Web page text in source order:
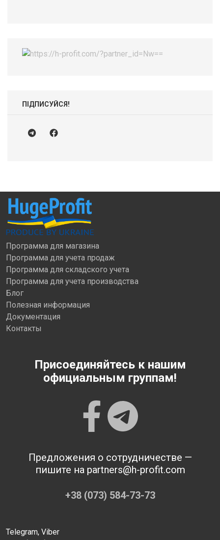
ПІДПИСУЙСЯ!
Программа для магазина
Программа для учета продаж
Программа для складского учета
Программа для учета производства
Блог
Полезная информация
Документация
Контакты
Присоединяйтесь к нашим
официальным группам!
Предложения о сотрудничестве —
пишите на partners@h-profit.com
+38 (073) 584-73-73
Telegram, Viber